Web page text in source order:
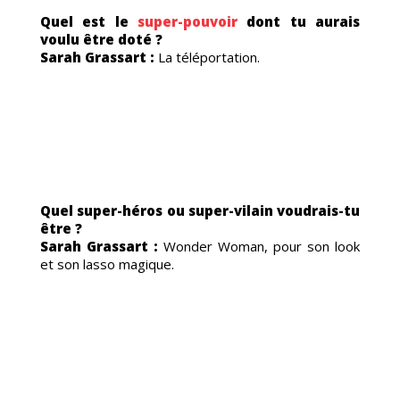
Quel est le super-pouvoir dont tu aurais
voulu être doté ?
Sarah Grassart : La téléportation.
Quel super-héros ou super-vilain voudrais-tu
être ?
Sarah Grassart : Wonder Woman, pour son look
et son lasso magique.